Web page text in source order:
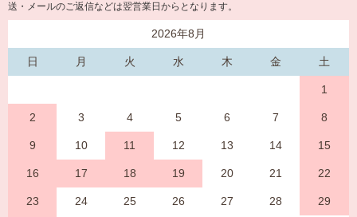
送・メールのご返信などは翌営業日からとなります。
2026年8月
日 月 火 水 木 金 土
1
2 3 4 5 6 7 8
9 10 11 12 13 14 15
16 17 18 19 20 21 22
23 24 25 26 27 28 29